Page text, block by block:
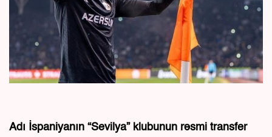
Adı İspaniyanın “Sevilya” klubunun rəsmi transfer